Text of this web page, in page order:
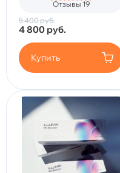
Отзывы 19
5 400руб.
4 800 руб.
Купить